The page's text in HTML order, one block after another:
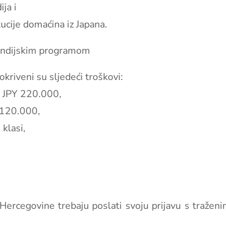
i
domaćina iz Japana.
programom
su sljedeći troškovi:
220.000,
klasi,
trebaju poslati svoju prijavu s